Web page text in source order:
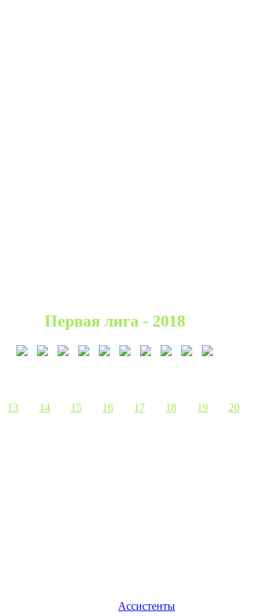
Первая лига - 2018
13 14 15 16 17 18 19 20
Ассистенты